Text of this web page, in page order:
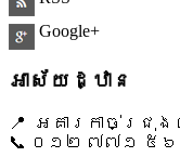
Google+
អាស័យដ្ឋាន
📍 អគារកាច់ជ្
📞 ​០១២ ៧៧១ ៥៦